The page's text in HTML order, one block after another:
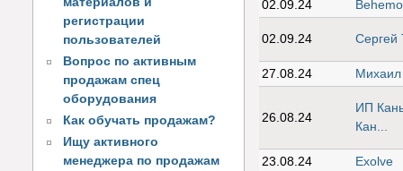
регистрации
пользователей
Вопрос по активным
продажам спец
оборудования
Как обучать продажам?
Ищу активного
менеджера по продажам
02.09.24
02.09.24 Сергей
27.08.24
26.08.24
ИП
Кан...
23.08.24 Exolve